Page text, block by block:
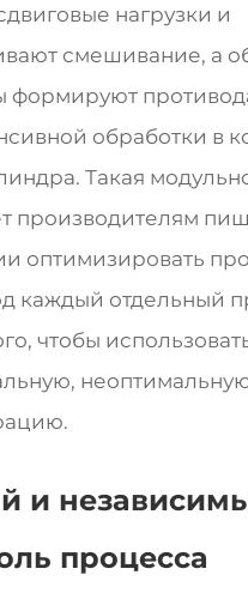
нагрузки и
смешивание, а
формируют
обработки в
Такая
производителям
оптимизировать
каждый отдельный
чтобы
и
процесса